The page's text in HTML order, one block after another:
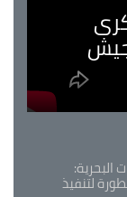
لتنفيذ